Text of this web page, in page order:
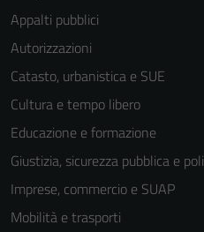
Appalti pubblici
Autorizzazioni
Catasto, urbanistica e SUE
Cultura e tempo libero
Educazione e formazione
Giustizia, sicurezza pubblica e
Imprese, commercio e SUAP
Mobilità e trasporti